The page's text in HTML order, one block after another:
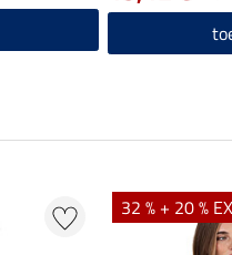
32 % + 20 %